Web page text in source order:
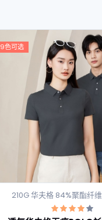
9色可选
查看详情
210G 华夫格 84%聚酯纤